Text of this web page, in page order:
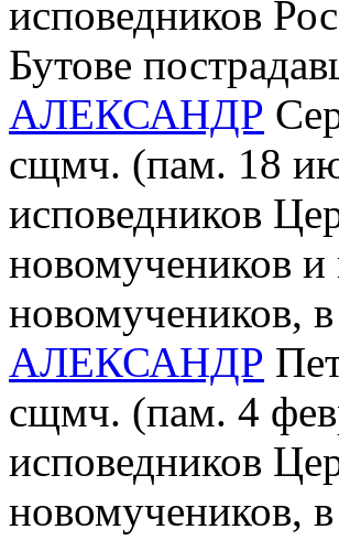
исповедников
Бутове
АЛЕКСАНДР
сщмч. (пам. 18
исповедников
новомучеников
новомучеников,
АЛЕКСАНДР
сщмч. (пам. 4
исповедников
новомучеников,